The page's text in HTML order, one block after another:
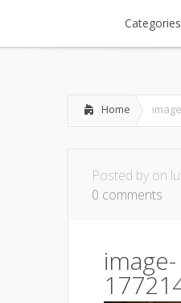
Home
Posted by on
0 comments
image-